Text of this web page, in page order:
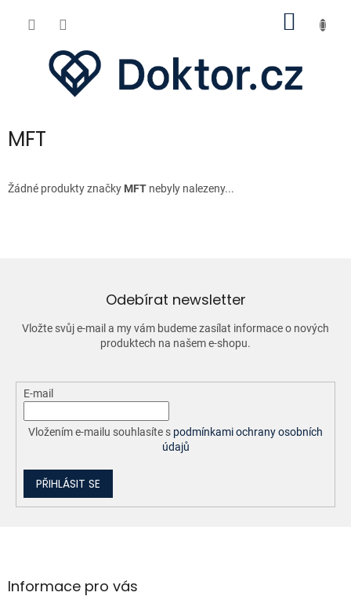
MFT
Žádné produkty značky MFT nebyly nalezeny...
Odebírat newsletter
Vložte svůj e-mail a my vám budeme zasílat informace o nových
produktech na našem e-shopu.
E-mail
Vložením e-mailu souhlasíte s podmínkami ochrany osobních
údajů
PŘIHLÁSIT SE
aInformace pro vás